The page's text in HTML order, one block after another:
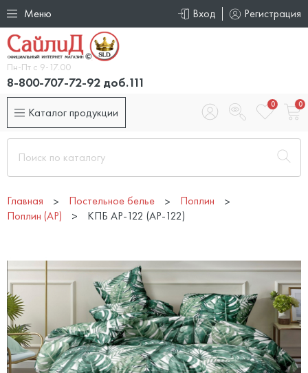
Меню Вход Регистрация
Пн-Пт с 9-17.00
8-800-707-72-92 доб.111
Каталог продукции
0 0
Главная Постельное белье
Поплин
Поплин (AP)
КПБ AP-122 (AP-122)